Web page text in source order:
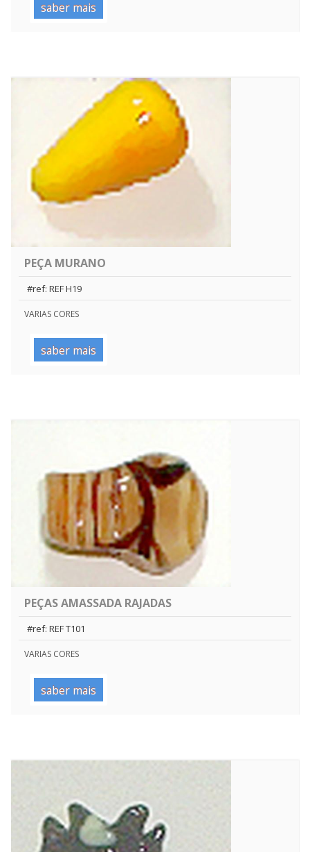
saber mais
PEÇA MURANO
#ref: REF H19
VARIAS CORES
saber mais
PEÇAS AMASSADA RAJADAS
#ref: REF T101
VARIAS CORES
saber mais